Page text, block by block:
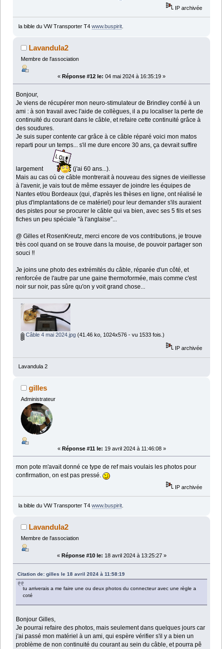
IP archivée
la bible du VW Transporter T4 www.buspirit.
Lavandula2
Membre de l'association
« Réponse #12 le: 04 mai 2024 à 16:35:19 »
Bonjour,
Je viens de récupérer mon neuro-stimulateur de Brindley confié à un
ami : à son travail avec l'aide de collègues, il a pu localiser la perte de
continuité du courant dans le câble, et refaire cette continuité grâce à
des soudures.
Je suis super contente car grâce à ce câble réparé voici mon matos
reparti pour un temps... s'il me dure encore 30 ans, ça devrait suffire
largement
(j'ai 60 ans...).
Mais au cas où ce câble montrerait à nouveau des signes de vieillesse
à l'avenir, je vais tout de même essayer de joindre les équipes de
Nantes et/ou Bordeaux (qui, d'après les thèses en ligne, ont réalisé le
plus d'implantations de ce matériel) pour leur demander s'ils auraient
des pistes pour se procurer le câble qui va bien, avec ses 5 fils et ses
fiches un peu spéciale "à l'anglaise"...
@ Gilles et RosenKreutz, merci encore de vos contributions, je trouve
très cool quand on se trouve dans la mouise, de pouvoir partager son
souci !!
Je joins une photo des extrémités du câble, réparée d'un côté, et
renforcée de l'autre par une gaine thermoformée, mais comme c'est
noir sur noir, pas sûre qu'on y voit grand chose...
Câble 4 mai 2024.jpg(41.46 ko, 1024x576 - vu 1533 fois.)
IP archivée
Lavandula 2
gilles
Administrateur
« Réponse #11 le: 19 avril 2024 à 11:46:08 »
mon pote m'avait donné ce type de ref mais voulais les photos pour
confirmation, on est pas pressé.
IP archivée
la bible du VW Transporter T4 www.buspirit.
Lavandula2
Membre de l'association
« Réponse #10 le: 18 avril 2024 à 13:25:27 »
Citation de: gilles le 18 avril 2024 à 11:58:19
tu arriverais a me faire une ou deux photos du connecteur avec une règle a
coté
Bonjour Gilles,
Je pourrai refaire des photos, mais seulement dans quelques jours car
j'ai passé mon matériel à un ami, qui espère vérifier s'il y a bien un
problème de non continuité du courant au sein du câble, et pourra pê